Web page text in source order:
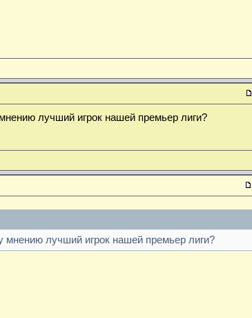
лучший игрок нашей премьер лиги?
мнению лучший игрок нашей премьер лиги?